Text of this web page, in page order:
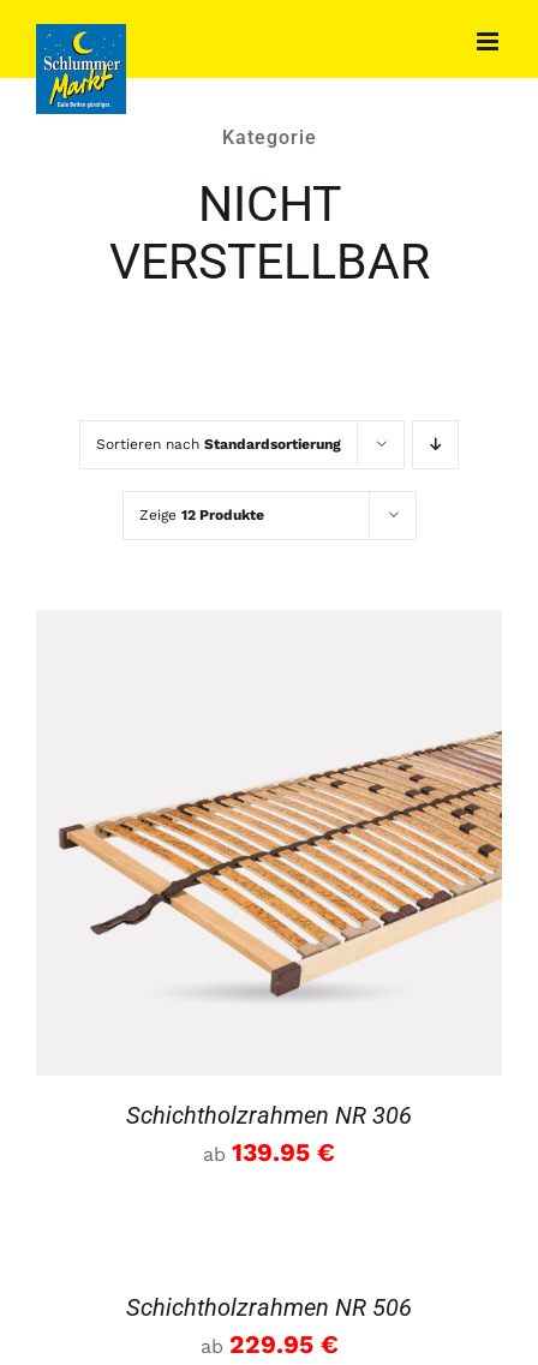
Inhalt
springen
Kategorie
NICHT
VERSTELLBAR
Sortieren nach Standardsortierung
Zeige 12 Produkte
DETAILS
Schichtholzrahmen NR 306
ab 139.95 €
Schichtholzrahmen NR 506
ab 229.95 €